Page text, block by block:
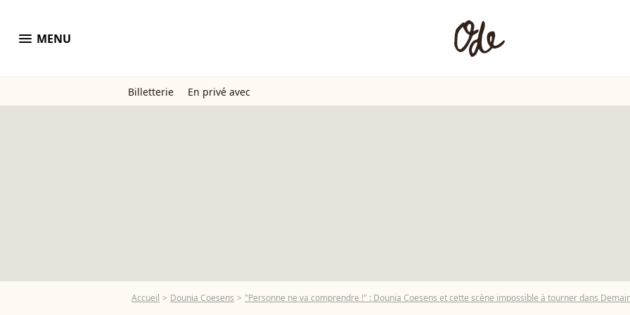
menu MENU
Billetterie En privé avec
Accueil Dounia Coesens "Personne ne va comprendre !" : Dounia Coesens et cette scène impossible à tourner dans